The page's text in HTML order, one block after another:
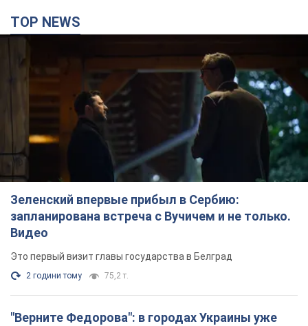
TOP NEWS
Зеленский впервые прибыл в Сербию:
запланирована встреча с Вучичем и не только.
Видео
Это первый визит главы государства в Белград
2 години тому 75,2 т.
"Верните Федорова": в городах Украины уже